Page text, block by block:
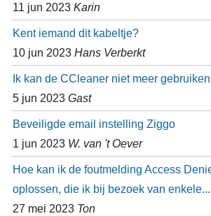
11 jun 2023 Karin
Kent iemand dit kabeltje?
10 jun 2023 Hans Verberkt
Ik kan de CCleaner niet meer gebruiken
5 jun 2023 Gast
Beveiligde email instelling Ziggo
1 jun 2023 W. van 't Oever
Hoe kan ik de foutmelding Access
oplossen, die ik bij bezoek van enkele...
27 mei 2023 Ton